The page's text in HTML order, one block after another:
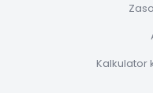
Kalkulator